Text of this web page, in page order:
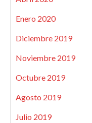
Enero 2020
Diciembre 2019
Noviembre 2019
Octubre 2019
Agosto 2019
Julio 2019